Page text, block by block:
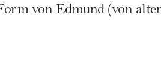
von Edmund (von